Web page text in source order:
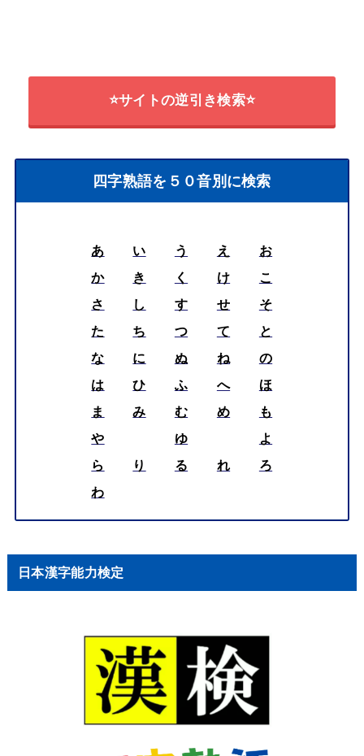
⭐サイトの逆引き検索⭐
四字熟語を５０音別に検索
あ い う え
お
か
き く け
こ
さ
し す せ
そ
た
ち つ て
と
な
に ぬ ね
の
は
ひ ふ へ
ほ
ま
み む め
も
や
ゆ
よ
ら
り る れ
ろ
わ
日本漢字能力検定